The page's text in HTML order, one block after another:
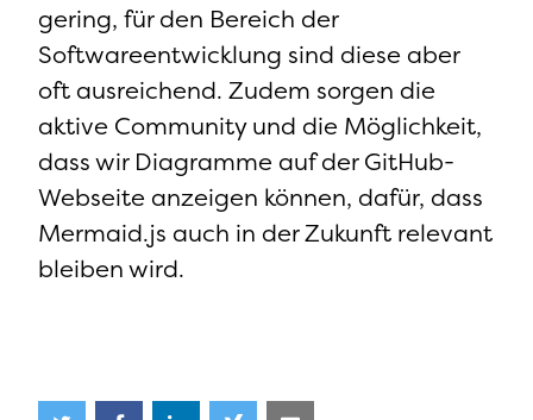
gering, für den Bereich der
Softwareentwicklung sind diese aber
oft ausreichend. Zudem sorgen die
aktive Community und die Möglichkeit,
dass wir Diagramme auf der GitHub-
Webseite anzeigen können, dafür, dass
Mermaid.js auch in der Zukunft relevant
bleiben wird.